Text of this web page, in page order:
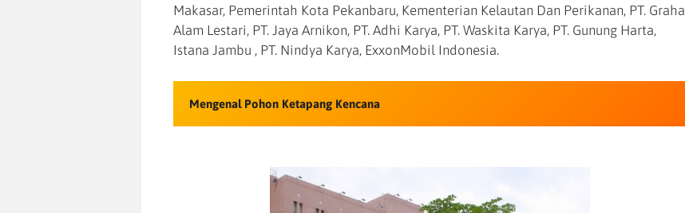
Makasar, Pemerintah Kota Pekanbaru, Kementerian Kelautan Dan Perikanan, PT. Graha
Alam Lestari, PT. Jaya Arnikon, PT. Adhi Karya, PT. Waskita Karya, PT. Gunung Harta,
Istana Jambu , PT. Nindya Karya, ExxonMobil Indonesia.
Mengenal Pohon Ketapang Kencana